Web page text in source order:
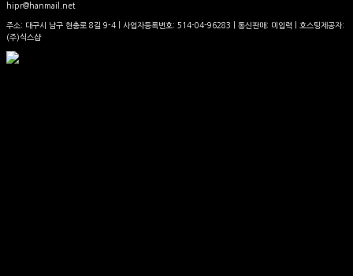
hipr@hanmail.net
주소: 대구시 남구 현충로 8길 9-4 | 사업자등록번호: 514-04-96283 | 통신판매: 미입력 | 호스팅제공자:
(주)식스샵